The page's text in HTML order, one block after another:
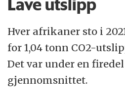
Lave utslipp
Hver afrikaner sto i
for 1,04 tonn CO2-
Det var under en
gjennomsnittet.